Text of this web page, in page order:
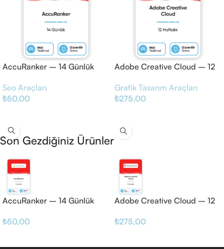
AccuRanker – 14 Günlük
Seo Araçları
₺50,00
Adobe Creative Cloud – 12
Grafik Tasarım Araçları
₺275,00
Son Gezdiğiniz Ürünler
AccuRanker – 14 Günlük
₺50,00
Adobe Creative Cloud – 12
₺275,00